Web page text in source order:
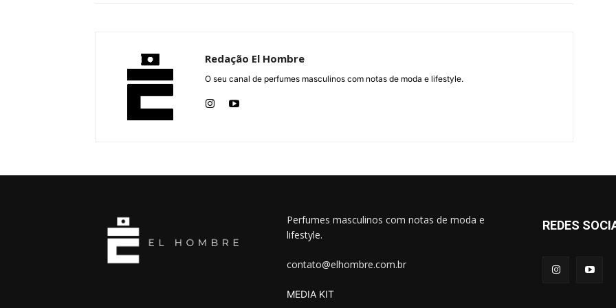
Redação El Hombre
O seu canal de perfumes masculinos com notas de moda e lifestyle.
Perfumes masculinos com notas de moda e
lifestyle.
contato@elhombre.com.br
MEDIA KIT
REDES